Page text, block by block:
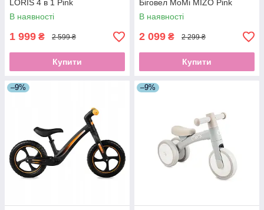
LORIS 4 в 1 Pink
В наявності
1 999 ₴ 2 599 ₴
Купити
Біговел MoMi MIZO Pink
В наявності
2 099 ₴ 2 299 ₴
Купити
–9% –9%